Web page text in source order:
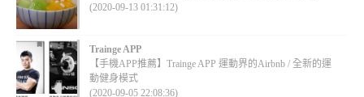
(2020-09-13 01:31:12)
Trainge APP
【手機APP推薦】Trainge APP 運動界的Airbnb / 全新的運
動健身模式
(2020-09-05 22:08:36)